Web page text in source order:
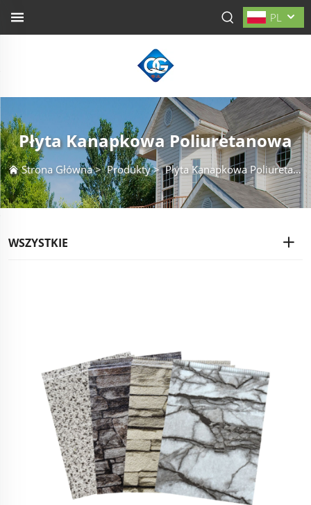
PL
Płyta Kanapkowa Poliuretanowa
Strona Główna>Produkty>Płyta Kanapkowa Poliuretanowa
WSZYSTKIE